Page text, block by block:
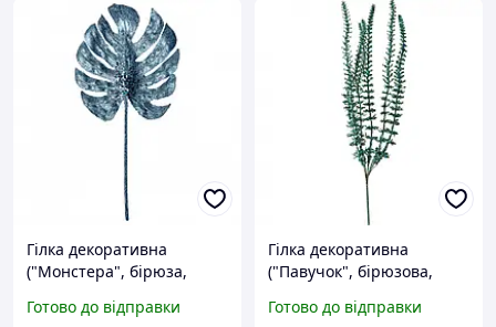
Гілка декоративна
("Монстера", бірюза,
Готово до відправки
Гілка декоративна
("Павучок", бірюзова,
Готово до відправки